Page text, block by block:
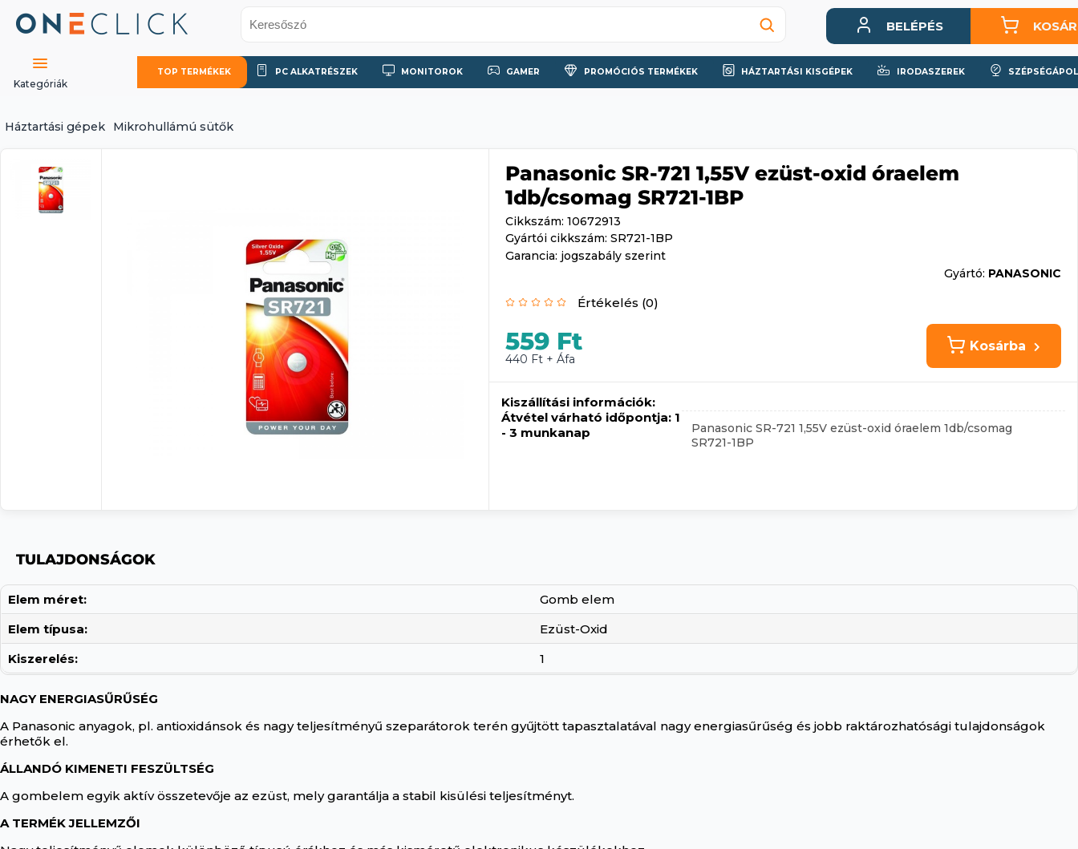
BELÉPÉS KOSÁR
Kategóriák
TOP TERMÉKEK PC ALKATRÉSZEK MONITOROK GAMER PROMÓCIÓS TERMÉKEK HÁZTARTÁSI KISGÉPEK IRODASZEREK
Háztartási gépek Mikrohullámú sütők
Panasonic SR-721 1,55V ezüst-oxid óraelem
1db/csomag SR721-1BP
Cikkszám: 10672913
Gyártói cikkszám: SR721-1BP
Garancia: jogszabály szerint
Gyártó: PANASONIC
Értékelés (0)
559 Ft
440 Ft + Áfa
Kosárba
Kiszállítási információk:
Átvétel várható időpontja: 1
- 3 munkanap
Panasonic SR-721 1,55V ezüst-oxid óraelem 1db/csomag
SR721-1BP
TULAJDONSÁGOK
Elem méret:
Gomb elem
Elem típusa:
Ezüst-Oxid
Kiszerelés:
1
NAGY ENERGIASŰRŰSÉG
A Panasonic anyagok, pl. antioxidánsok és nagy teljesítményű szeparátorok terén gyűjtött tapasztalatával nagy energiasűrűség és jobb raktározhatósági tulajdonságok
érhetők el.
ÁLLANDÓ KIMENETI FESZÜLTSÉG
A gombelem egyik aktív összetevője az ezüst, mely garantálja a stabil kisülési teljesítményt.
A TERMÉK JELLEMZŐI